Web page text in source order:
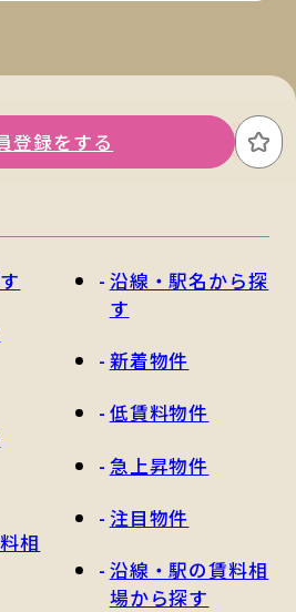
登録をする お
関西版トップ
相
沿線・駅名から探
す
新着物件
低賃料物件
急上昇物件
注目物件
沿線・駅の賃料相
場から探す